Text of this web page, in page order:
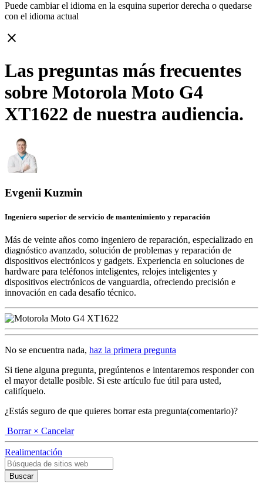
Puede cambiar el idioma en la esquina superior derecha o quedarse
con el idioma actual
close
Las preguntas más frecuentes
sobre Motorola Moto G4
XT1622 de nuestra audiencia.
Evgenii Kuzmin
Ingeniero superior de servicio de mantenimiento y reparación
Más de veinte años como ingeniero de reparación, especializado en
diagnóstico avanzado, solución de problemas y reparación de
dispositivos electrónicos y gadgets. Experiencia en soluciones de
hardware para teléfonos inteligentes, relojes inteligentes y
dispositivos electrónicos de vanguardia, ofreciendo precisión e
innovación en cada desafío técnico.
No se encuentra nada, haz la primera pregunta
Si tiene alguna pregunta, pregúntenos e intentaremos responder con
el mayor detalle posible. Si este artículo fue útil para usted,
califíquelo.
¿Estás seguro de que quieres borrar esta pregunta(comentario)?
Borrar × Cancelar
Realimentación